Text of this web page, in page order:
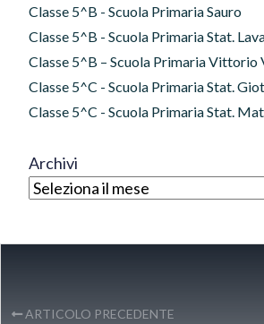
Classe 5^B - Scuola Primaria Sauro
Classe 5^B - Scuola Primaria Stat.
Classe 5^B – Scuola Primaria Vittorio
Classe 5^C - Scuola Primaria Stat.
Classe 5^C - Scuola Primaria Stat.
Archivi
ARTICOLO PRECEDENTE